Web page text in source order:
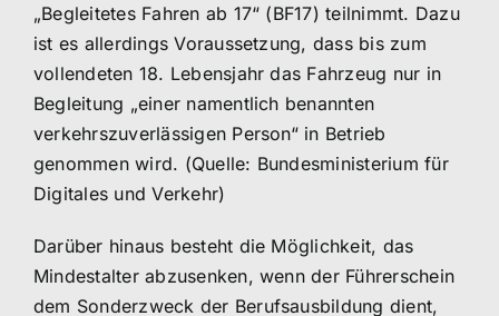
„Begleitetes Fahren ab 17“ (BF17) teilnimmt. Dazu
ist es allerdings Voraussetzung, dass bis zum
vollendeten 18. Lebensjahr das Fahrzeug nur in
Begleitung „einer namentlich benannten
verkehrszuverlässigen Person“ in Betrieb
genommen wird. (Quelle: Bundesministerium für
Digitales und Verkehr)
Darüber hinaus besteht die Möglichkeit, das
Mindestalter abzusenken, wenn der Führerschein
dem Sonderzweck der Berufsausbildung dient,